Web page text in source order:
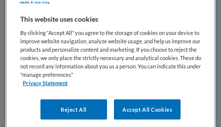
Altrecht is niet meer actueel. Hieronder staan enkele
vergelijkbare vacatures die voor u wellicht interessant zijn.
This website uses cookies
By clicking “Accept All” you agree to the storage of cookies on your device to
improve website navigation, analyze website usage, and help us improve our
products and personalize content and marketing. If you choose to reject the
cookies, we only place the strictly necessary and analytical cookies. These do
not record any information about you as a person. You can indicate this under
"manage preferences"
Privacy Statement
Reject All Accept All Cookies